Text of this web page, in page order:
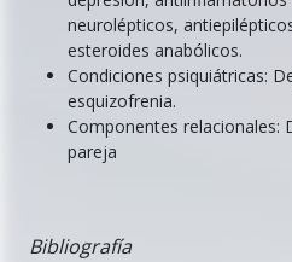
neurolépticos,
esteroides anabólicos.
Condiciones psiquiátricas:
esquizofrenia.
Componentes relacionales:
pareja
Bibliografía